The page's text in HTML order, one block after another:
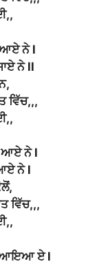
ਆਏ ਨੇ l
ਨੇ ll
ਵਿੱਚ,,,
ਆਏ ਨੇ l
ਨੇ l
ਵਿੱਚ,,,
ਆਇਆ ਏ l